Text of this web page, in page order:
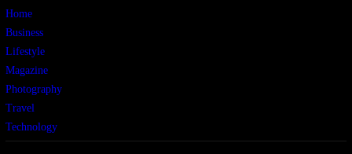
Home
Business
Lifestyle
Magazine
Photography
Travel
Technology